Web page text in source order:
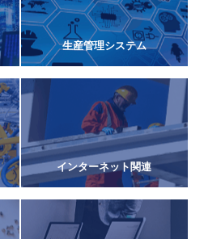
生産管理システム
インターネット関連